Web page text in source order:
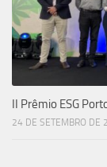
II Prêmio ESG
24 DE SETEMBRO DE